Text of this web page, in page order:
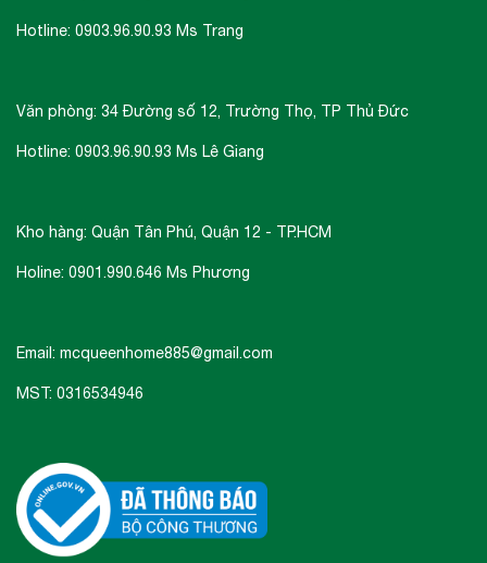
Hotline: 0903.96.90.93 Ms Trang
Văn phòng: 34 Đường số 12, Trường Thọ, TP Thủ Đức
Hotline: 0903.96.90.93 Ms Lê Giang
Kho hàng: Quận Tân Phú, Quận 12 - TP.HCM
Holine: 0901.990.646 Ms Phương
Email: mcqueenhome885@gmail.com
MST: 0316534946